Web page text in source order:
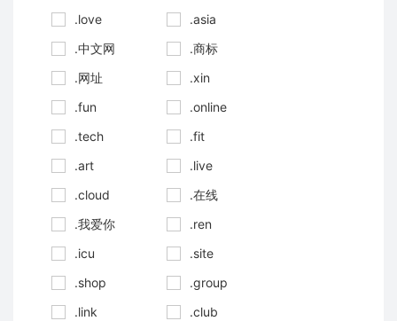
.love
.asia
.中文网
.商标
.网址
.xin
.fun
.online
.tech
.fit
.art
.live
.cloud
.在线
.我爱你
.ren
.icu
.site
.shop
.group
.link
.club